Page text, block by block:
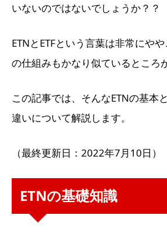
いないのではないでしょうか？？
ETNとETFという言葉は非常にや
の仕組みもかなり似ているところ
この記事では、そんなETNの基本
違いについて解説します。
（最終更新日：2022年7月10日）
ETNの基礎知識